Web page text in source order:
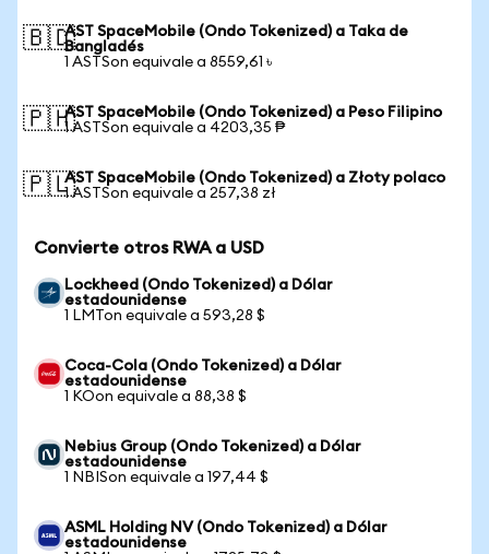
🇧🇩AST SpaceMobile (Ondo Tokenized) a Taka de
Bangladés
1 ASTSon equivale a 8559,61 ৳
🇵🇭AST SpaceMobile (Ondo Tokenized) a Peso Filipino
1 ASTSon equivale a 4203,35 ₱
🇵🇱AST SpaceMobile (Ondo Tokenized) a Złoty polaco
1 ASTSon equivale a 257,38 zł
Convierte otros RWA a USD
Lockheed (Ondo Tokenized) a Dólar
estadounidense
1 LMTon equivale a 593,28 $
Coca-Cola (Ondo Tokenized) a Dólar
estadounidense
1 KOon equivale a 88,38 $
Nebius Group (Ondo Tokenized) a Dólar
estadounidense
1 NBISon equivale a 197,44 $
ASML Holding NV (Ondo Tokenized) a Dólar
estadounidense